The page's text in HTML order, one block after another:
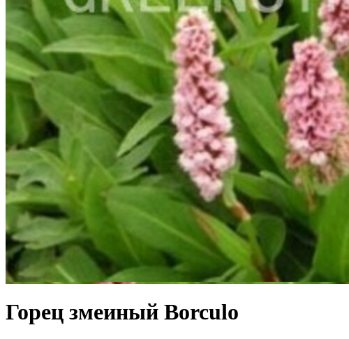
Горец змеиный Borculo